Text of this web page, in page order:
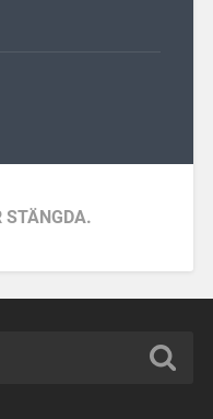
STÄNGDA.